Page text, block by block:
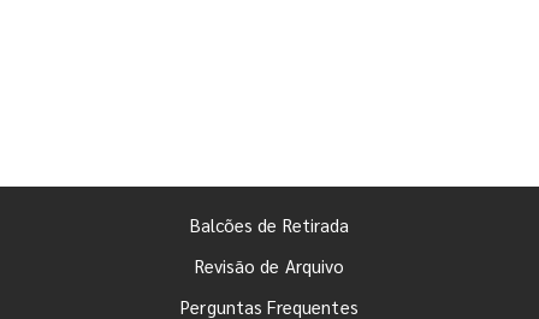
Balcões de Retirada
Revisão de Arquivo
Perguntas Frequentes